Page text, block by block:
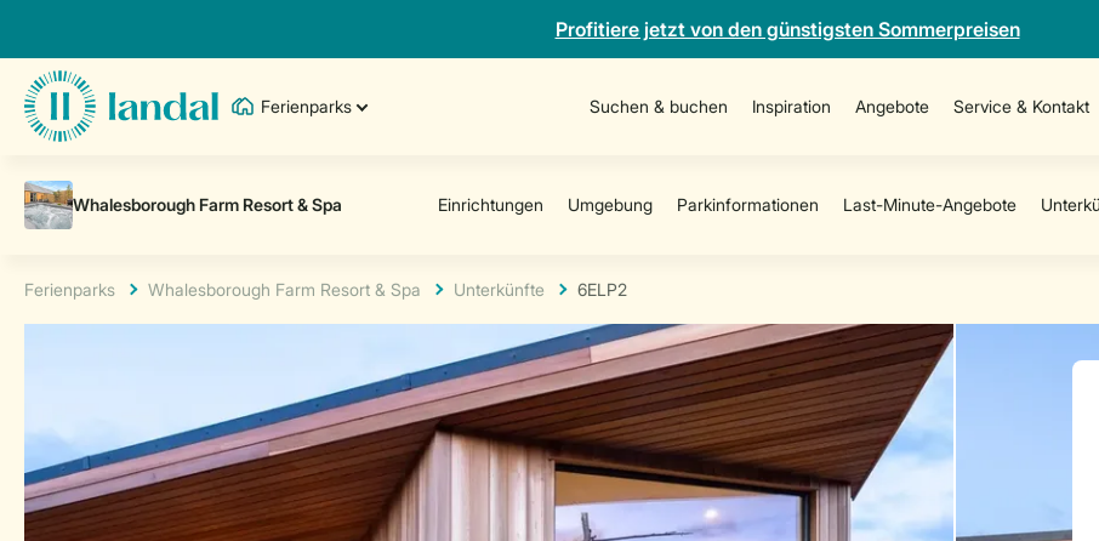
Profitiere jetzt von den günstigsten Sommerpreisen
Ferienparks Suchen & buchen Inspiration Angebote Service & Kontakt
Ferienparks Whalesborough Farm Resort & Spa Unterkünfte 6ELP2